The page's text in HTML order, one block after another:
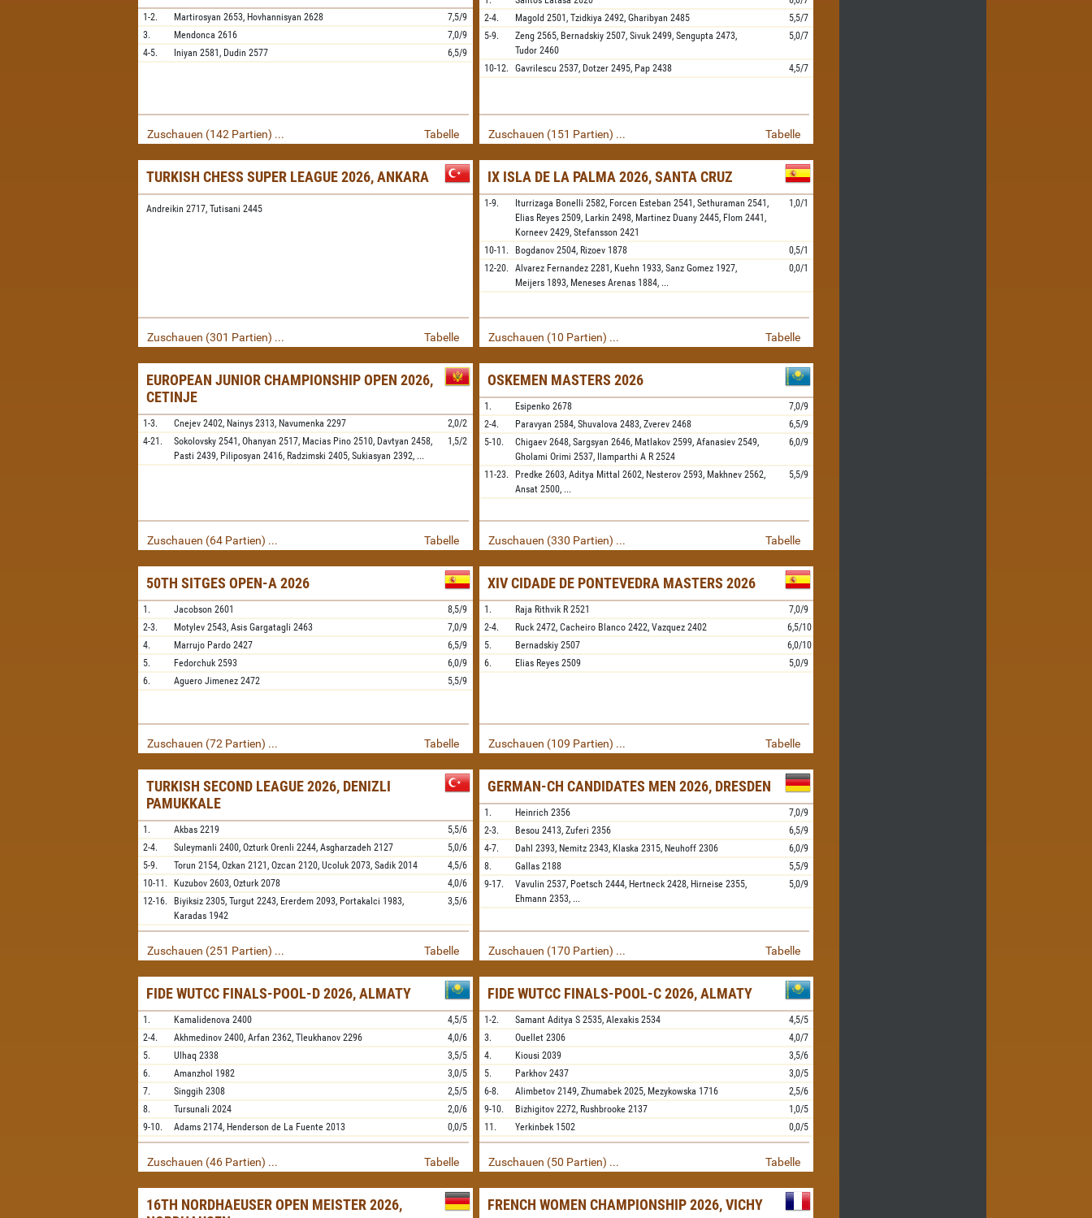
1-2. Martirosyan 2653, Hovhannisyan 2628
7,5/9
3.
Mendonca 2616
7,0/9
4-5.
Iniyan 2581, Dudin 2577 6,5/9
Zuschauen (142 Partien) ... Tabelle
2-4.
Magold 2501, Tzidkiya 2492, Gharibyan 2485
5,5/7
5-9.
Zeng 2565, Bernadskiy 2507, Sivuk 2499, Sengupta 2473,
Tudor 2460
5,0/7
10-12. Gavrilescu 2537, Dotzer 2495, Pap 2438 4,5/7
Zuschauen (151 Partien) ... Tabelle
TURKISH CHESS SUPER LEAGUE 2026, ANKARA
Andreikin 2717,Tutisani 2445
Zuschauen (301 Partien) ... Tabelle
IX ISLA DE LA PALMA 2026, SANTA CRUZ
1-9. Iturrizaga Bonelli 2582, Forcen Esteban 2541, Sethuraman 2541,
Elias Reyes 2509, Larkin 2498, Martinez Duany 2445, Flom 2441,
Korneev 2429, Stefansson 2421
1,0/1
10-11. Bogdanov 2504, Rizoev 1878
0,5/1
12-20.
Alvarez Fernandez 2281, Kuehn 1933, Sanz Gomez 1927,
Meijers 1893, Meneses Arenas 1884, ...
0,0/1
Zuschauen (10 Partien) ... Tabelle
EUROPEAN JUNIOR CHAMPIONSHIP OPEN 2026,
CETINJE
1-3. Cnejev 2402, Nainys 2313, Navumenka 2297
2,0/2
4-21.
Sokolovsky 2541,Ohanyan 2517, Macias Pino 2510, Davtyan 2458,
Pasti 2439, Piliposyan 2416, Radzimski 2405,Sukiasyan 2392, ...
1,5/2
Zuschauen (64 Partien) ... Tabelle
OSKEMEN MASTERS 2026
1. Esipenko 2678
7,0/9
2-4.
Paravyan 2584, Shuvalova 2483, Zverev 2468
6,5/9
5-10.
Chigaev 2648, Sargsyan 2646, Matlakov 2599, Afanasiev 2549,
Gholami Orimi 2537, Ilamparthi A R 2524
6,0/9
11-23. Predke 2603, Aditya Mittal 2602, Nesterov 2593, Makhnev 2562,
Ansat 2500, ...
5,5/9
Zuschauen (330 Partien) ... Tabelle
50TH SITGES OPEN-A 2026
1. Jacobson 2601
8,5/9
2-3.
Motylev 2543,Asis Gargatagli 2463
7,0/9
4.
Marrujo Pardo 2427
6,5/9
5.
Fedorchuk 2593
6,0/9
6.
Aguero Jimenez 2472 5,5/9
Zuschauen (72 Partien) ... Tabelle
XIV CIDADE DE PONTEVEDRA MASTERS 2026
1. Raja Rithvik R 2521
7,0/9
2-4.
Ruck 2472, Cacheiro Blanco 2422, Vazquez 2402
6,5/10
5.
Bernadskiy 2507
6,0/10
6.
Elias Reyes 2509 5,0/9
Zuschauen (109 Partien) ... Tabelle
TURKISH SECOND LEAGUE 2026, DENIZLI
PAMUKKALE
1. Akbas 2219
5,5/6
2-4.
Suleymanli 2400,Ozturk Orenli 2244,Asgharzadeh 2127
5,0/6
5-9.
Torun 2154,Ozkan 2121,Ozcan 2120,Ucoluk 2073,Sadik 2014
4,5/6
10-11.
Kuzubov 2603,Ozturk 2078
4,0/6
12-16.
Biyiksiz 2305,Turgut 2243, Ererdem 2093, Portakalci 1983,
Karadas 1942
3,5/6
Zuschauen (251 Partien) ... Tabelle
GERMAN-CH CANDIDATES MEN 2026, DRESDEN
1. Heinrich 2356
7,0/9
2-3.
Besou 2413, Zuferi 2356
6,5/9
4-7.
Dahl 2393, Nemitz 2343, Klaska 2315, Neuhoff 2306
6,0/9
8.
Gallas 2188
5,5/9
9-17.
Vavulin 2537, Poetsch 2444, Hertneck 2428, Hirneise 2355,
Ehmann 2353, ...
5,0/9
Zuschauen (170 Partien) ... Tabelle
FIDE WUTCC FINALS-POOL-D 2026, ALMATY
1. Kamalidenova 2400
4,5/5
2-4.
Akhmedinov 2400,Arfan 2362,Tleukhanov 2296
4,0/6
5.
Ulhaq 2338
3,5/5
6.
Amanzhol 1982
3,0/5
7.
Singgih 2308
2,5/5
8.
Tursunali 2024
2,0/6
9-10.
Adams 2174, Henderson de La Fuente 2013 0,0/5
Zuschauen (46 Partien) ... Tabelle
FIDE WUTCC FINALS-POOL-C 2026, ALMATY
1-2. Samant Aditya S 2535, Alexakis 2534
4,5/5
3.
Ouellet 2306
4,0/7
4.
Kiousi 2039
3,5/6
5.
Parkhov 2437
3,0/5
6-8.
Alimbetov 2149, Zhumabek 2025, Mezykowska 1716
2,5/6
9-10.
Bizhigitov 2272, Rushbrooke 2137
1,0/5
11.
Yerkinbek 1502 0,0/5
Zuschauen (50 Partien) ... Tabelle
16TH NORDHAEUSER OPEN MEISTER 2026,
FRENCH WOMEN CHAMPIONSHIP 2026, VICHY